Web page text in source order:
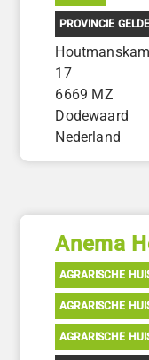
PROVINCIE
17
6669 MZ
Dodewaard
Nederland
Anema
AGRARISCHE
AGRARISCHE
AGRARISCHE